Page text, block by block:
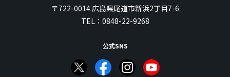
〒722-0014 広島県尾道市新浜2丁目7-6
TEL： 0848-22-9268
公式SNS